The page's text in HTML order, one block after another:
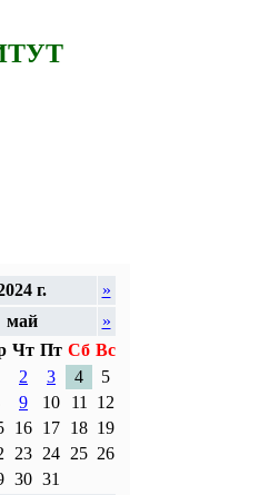
г.
»
май
»
Чт Пт Сб Вс
2 3 4
5
9 10 11
12
16 17 18 19
23 24 25 26
30 31